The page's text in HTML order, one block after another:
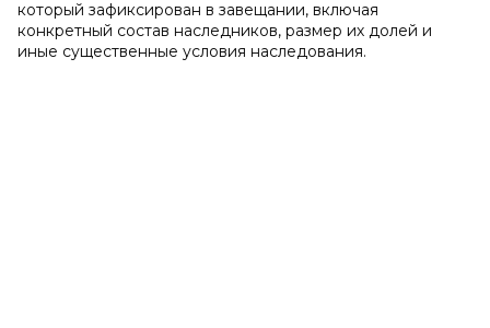
который зафиксирован в завещании, включая
конкретный состав наследников, размер их долей и
иные существенные условия наследования.